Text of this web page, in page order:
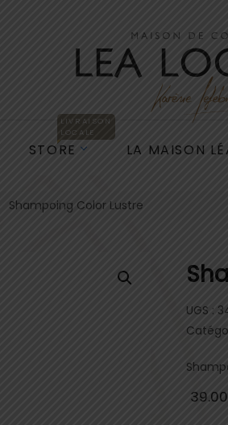
STORE
LIVRAISON
LOCALE
LA MAISON
Shampoing Color Lustre
UGS :
39.00